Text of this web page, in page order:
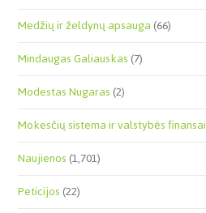
Medžių ir želdynų apsauga(66)
Mindaugas Galiauskas(7)
Modestas Nugaras(2)
Mokesčių sistema ir valstybės finansai
Naujienos(1,701)
Peticijos(22)